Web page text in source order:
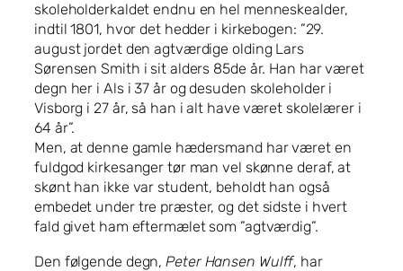
skoleholderkaldet endnu en hel menneskealder,
indtil 1801, hvor det hedder i kirkebogen: ”29.
august jordet den agtværdige olding Lars
Sørensen Smith i sit alders 85de år. Han har været
degn her i Als i 37 år og desuden skoleholder i
Visborg i 27 år, så han i alt have været skolelærer i
64 år”.
Men, at denne gamle hædersmand har været en
fuldgod kirkesanger tør man vel skønne deraf, at
skønt han ikke var student, beholdt han også
embedet under tre præster, og det sidste i hvert
fald givet ham eftermælet som ”agtværdig”.
Den følgende degn,Peter Hansen Wulff, har